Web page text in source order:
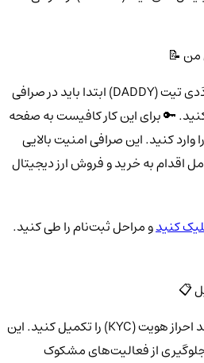
برای شروع خرید ارز دیجیتال دَدی تیت (DADDY) ابتدا باید در صرافی
🔑 برای این کار کافیست به صفحه
کنید. این صرافی امنیت بالایی
اقدام به خرید و فروش ارز دیجیتال
کنیدو مراحل ثبت‌نام را طی کنید.
بعد از ثبت‌نام، شما باید فرایند احراز هویت (KYC) را تکمیل کنید. این
از فعالیت‌های مشکوک